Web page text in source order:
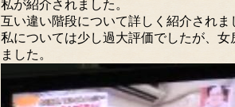
私が紹介されました。
互い違い階段について詳しく紹介されま
私については少し過大評価でしたが、
ました。